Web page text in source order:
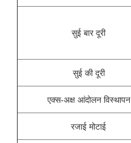
सुई बार दूरी
सुई की दूरी
एक्स-अक्ष आंदोलन विस्थापन
रजाई मोटाई